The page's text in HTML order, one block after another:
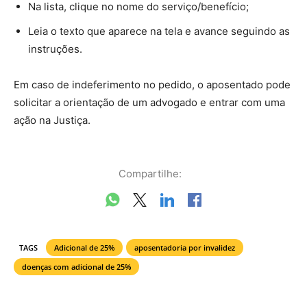
Na lista, clique no nome do serviço/benefício;
Leia o texto que aparece na tela e avance seguindo as
instruções.
Em caso de indeferimento no pedido, o aposentado pode
solicitar a orientação de um advogado e entrar com uma
ação na Justiça.
Compartilhe:
TAGS Adicional de 25%
aposentadoria por invalidez
doenças com adicional de 25%